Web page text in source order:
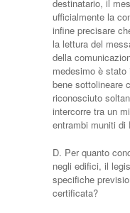
destinatario, il
ufficialmente la
infine precisare
la lettura del
della
medesimo è
bene sottolineare
riconosciuto
intercorre tra un
entrambi muniti di
D. Per quanto
negli edifici, il
specifiche
certificata?